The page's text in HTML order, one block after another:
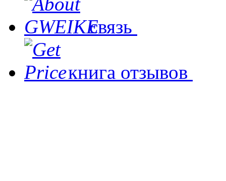
связь
книга отзывов